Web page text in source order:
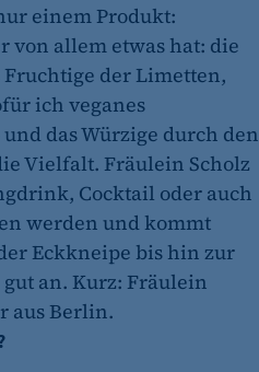
einem Produkt:
von allem etwas hat: die
Fruchtige der Limetten,
ich veganes
das Würzige durch den
Vielfalt. Fräulein Scholz
Cocktail oder auch
werden und kommt
Eckkneipe bis hin zur
an. Kurz: Fräulein
aus Berlin.